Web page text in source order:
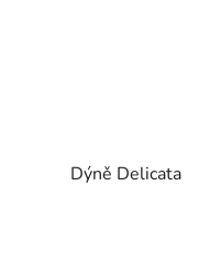
Dýně Delicata